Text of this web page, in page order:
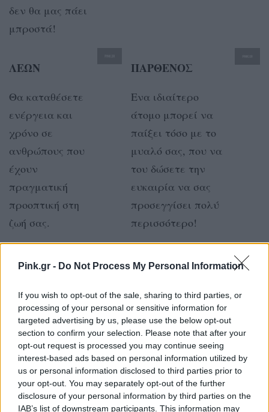
Pink.gr - Do Not Process My Personal Information
If you wish to opt-out of the sale, sharing to third parties, or
processing of your personal or sensitive information for
targeted advertising by us, please use the below opt-out
section to confirm your selection. Please note that after your
opt-out request is processed you may continue seeing
interest-based ads based on personal information utilized by
us or personal information disclosed to third parties prior to
your opt-out. You may separately opt-out of the further
disclosure of your personal information by third parties on the
IAB’s list of downstream participants. This information may
δεν θα μας πάει
μπροστά!
ΛΕΩΝ
Θα καταθέσετε
ενέργεια και
χρόνο σε
ανθρώπους που
έχουν
πραγματική
προοπτική στη
ζωή σας.
ΠΑΡΘΕΝΟΣ
Ενα ιδιαίτερο
άτομο μπορεί να
παίξει τόσο με το
μυαλό σας, που να
του δώσετε την
ευκαιρία να σας
προσεγγίσει πολύ
περισσότερο!
ΖΥΓΟΣ
Χάρη στις
συγκυρίες
έχετε μάθει
πλέον να
τολμάτε τα
συναισθηματικά
ρίσκα.
ΣΚΟΡΠΙΟΣ
Ενδιαφέρεστε πιο
πολύ για την
παρέα κάποιου με
τον οποίο μπορείτε
να κάνετε
ουσιαστικές
συζητήσεις μαζί